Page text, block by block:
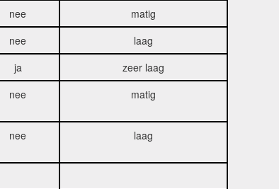
nee
matig
nee
laag
ja
zeer laag
nee matig
nee laag